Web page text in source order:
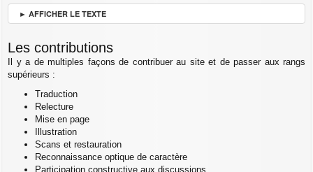
► AFFICHER LE TEXTE
Les contributions
Il y a de multiples façons de contribuer au site et de passer aux rangs
supérieurs :
Traduction
Relecture
Mise en page
Illustration
Scans et restauration
Reconnaissance optique de caractère
Participation constructive aux discussions